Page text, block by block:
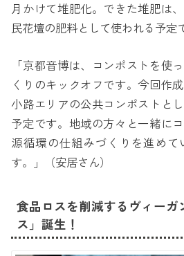
月かけて堆肥化。できた堆肥は
民花壇の肥料として使われる予定
「京都音博は、コンポストを使
くりのキックオフです。今回作
小路エリアの公共コンポストと
予定です。地域の方々と一緒に
源循環の仕組みづくりを進めて
す。」（安居さん）
食品ロスを削減するヴィーガ
ス」誕生！